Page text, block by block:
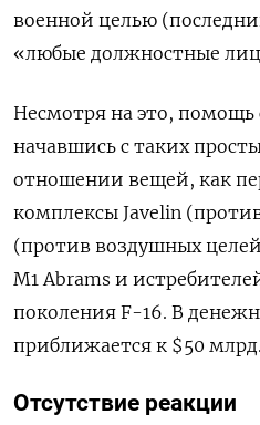
военной целью
«любые должностные
Несмотря на это,
начавшись с таких
отношении вещей, как
комплексы Javelin
(против воздушных
M1 Abrams и
поколения F-16. В
приближается к $50 млрд.
Отсутствие реакции